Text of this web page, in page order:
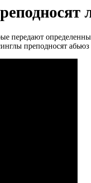
передают
преподносят